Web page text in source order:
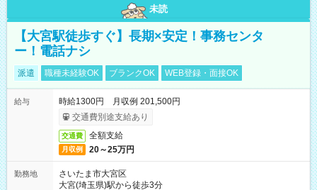
未読
【大宮駅徒歩すぐ】長期×安定！事務センタ
ー！電話ナシ
派遣 職種未経験OK ブランクOK WEB登録・面接OK
給与
時給1300円 月収例 201,500円
交通費別途支給あり
交通費 全額支給
月収例 20～25万円
勤務地
さいたま市大宮区
大宮(埼玉県)駅から徒歩3分